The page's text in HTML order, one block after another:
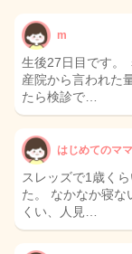
m
生後27日目です。
産院から言われた
たら検診で…
はじめてのマ
スレッズで1歳く
た。 なかなか寝な
くい、人見…